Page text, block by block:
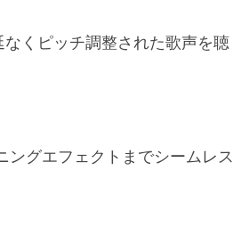
くピッチ調整された歌声を聴
ングエフェクトまでシームレス